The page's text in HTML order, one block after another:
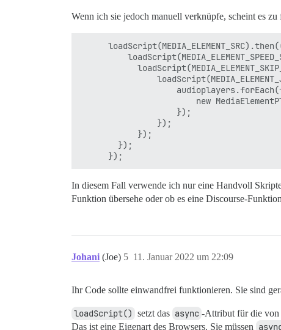
Wenn ich sie jedoch manuell verknüpfe, scheint es
new
                    });
                });
            });
        });
In diesem Fall verwende ich nur eine Handvoll
Funktion übersehe oder ob es eine Discourse-
Johani (Joe) 11. Januar 2022 um 22:09
5
Ihr Code sollte einwandfrei funktionieren. Sie sind
loadScript() setzt das async -Attribut für die von
Das ist eine Eigenart des Browsers. Sie müssen